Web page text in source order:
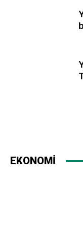
EKONOMİ